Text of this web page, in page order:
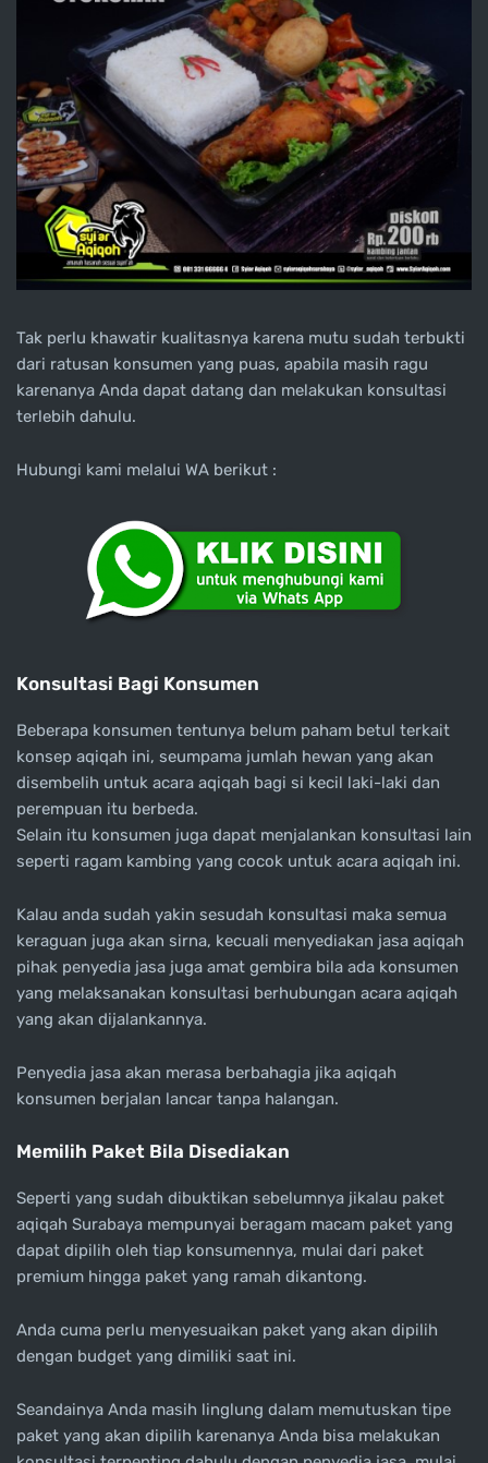
Tak perlu khawatir kualitasnya karena mutu sudah terbukti
dari ratusan konsumen yang puas, apabila masih ragu
karenanya Anda dapat datang dan melakukan konsultasi
terlebih dahulu.
Hubungi kami melalui WA berikut :
Konsultasi Bagi Konsumen
Beberapa konsumen tentunya belum paham betul terkait
konsep aqiqah ini, seumpama jumlah hewan yang akan
disembelih untuk acara aqiqah bagi si kecil laki-laki dan
perempuan itu berbeda.
Selain itu konsumen juga dapat menjalankan konsultasi lain
seperti ragam kambing yang cocok untuk acara aqiqah ini.
Kalau anda sudah yakin sesudah konsultasi maka semua
keraguan juga akan sirna, kecuali menyediakan jasa aqiqah
pihak penyedia jasa juga amat gembira bila ada konsumen
yang melaksanakan konsultasi berhubungan acara aqiqah
yang akan dijalankannya.
Penyedia jasa akan merasa berbahagia jika aqiqah
konsumen berjalan lancar tanpa halangan.
Memilih Paket Bila Disediakan
Seperti yang sudah dibuktikan sebelumnya jikalau paket
aqiqah Surabaya mempunyai beragam macam paket yang
dapat dipilih oleh tiap konsumennya, mulai dari paket
premium hingga paket yang ramah dikantong.
Anda cuma perlu menyesuaikan paket yang akan dipilih
dengan budget yang dimiliki saat ini.
Seandainya Anda masih linglung dalam memutuskan tipe
paket yang akan dipilih karenanya Anda bisa melakukan